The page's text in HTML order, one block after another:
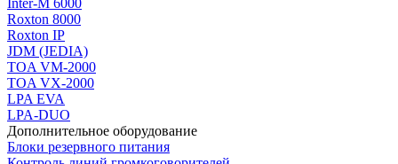
Inter-M 6000
Roxton 8000
Roxton IP
JDM (JEDIA)
TOA VM-2000
TOA VX-2000
LPA EVA
LPA-DUO
Дополнительное оборудование
Блоки резервного питания